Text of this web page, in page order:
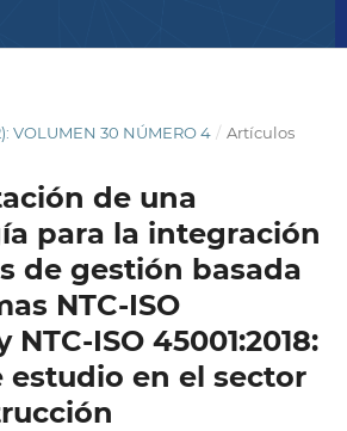
VOLUMEN 30 NÚMERO 4 / Artículos
de una
para la integración
de gestión basada
NTC-ISO
NTC-ISO 45001:2018:
estudio en el sector